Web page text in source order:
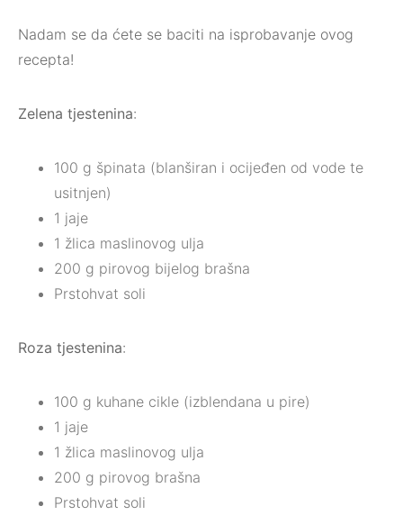
Nadam se da ćete se baciti na isprobavanje ovog
recepta!
Zelena tjestenina:
100 g špinata (blanširan i ocijeđen od vode te
usitnjen)
1 jaje
1 žlica maslinovog ulja
200 g pirovog bijelog brašna
Prstohvat soli
Roza tjestenina:
100 g kuhane cikle (izblendana u pire)
1 jaje
1 žlica maslinovog ulja
200 g pirovog brašna
Prstohvat soli